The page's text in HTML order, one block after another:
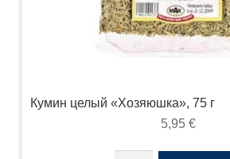
Кумин целый «Хозяюшка», 75 г
5,95 €